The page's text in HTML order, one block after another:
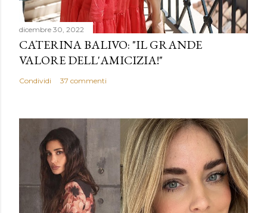
dicembre 30, 2022
CATERINA BALIVO: "IL GRANDE
VALORE DELL'AMICIZIA!"
Condividi 37 commenti